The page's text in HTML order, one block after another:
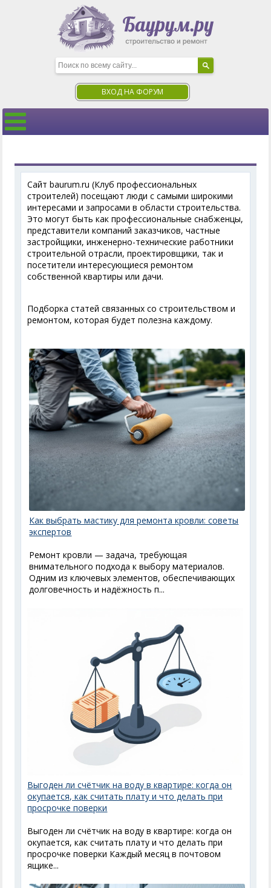
ВХОД НА ФОРУМ
Сайт baurum.ru (Клуб профессиональных
строителей) посещают люди с самыми широкими
интересами и запросами в области строительства.
Это могут быть как профессиональные снабженцы,
представители компаний заказчиков, частные
застройщики, инженерно-технические работники
строительной отрасли, проектировщики, так и
посетители интересующиеся ремонтом
собственной квартиры или дачи.
Подборка статей связанных со строительством и
ремонтом, которая будет полезна каждому.
Как выбрать мастику для ремонта кровли: советы
экспертов
Ремонт кровли — задача, требующая
внимательного подхода к выбору материалов.
Одним из ключевых элементов, обеспечивающих
долговечность и надёжность п...
Выгоден ли счётчик на воду в квартире: когда он
окупается, как считать плату и что делать при
просрочке поверки
Выгоден ли счётчик на воду в квартире: когда он
окупается, как считать плату и что делать при
просрочке поверки Каждый месяц в почтовом
ящике...